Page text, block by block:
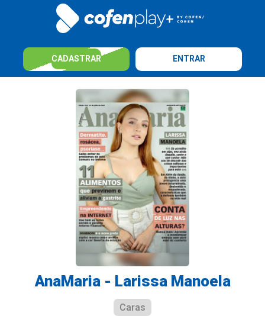
CADASTRAR ENTRAR
AnaMaria - Larissa Manoela
Caras